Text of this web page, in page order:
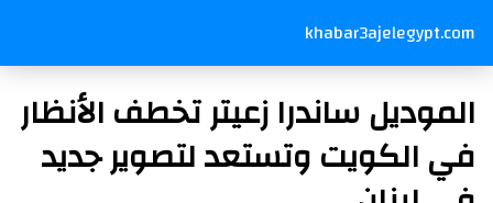
khabar3ajelegypt.com
الموديل ساندرا زعيتر تخطف الأنظار
في الكويت وتستعد لتصوير جديد